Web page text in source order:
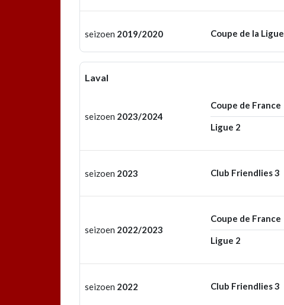
seizoen 2019/2020 Coupe de la Ligue
Laval
seizoen 2023/2024
Coupe de France
Ligue 2
seizoen 2023 Club Friendlies 3
seizoen 2022/2023
Coupe de France
Ligue 2
seizoen 2022 Club Friendlies 3